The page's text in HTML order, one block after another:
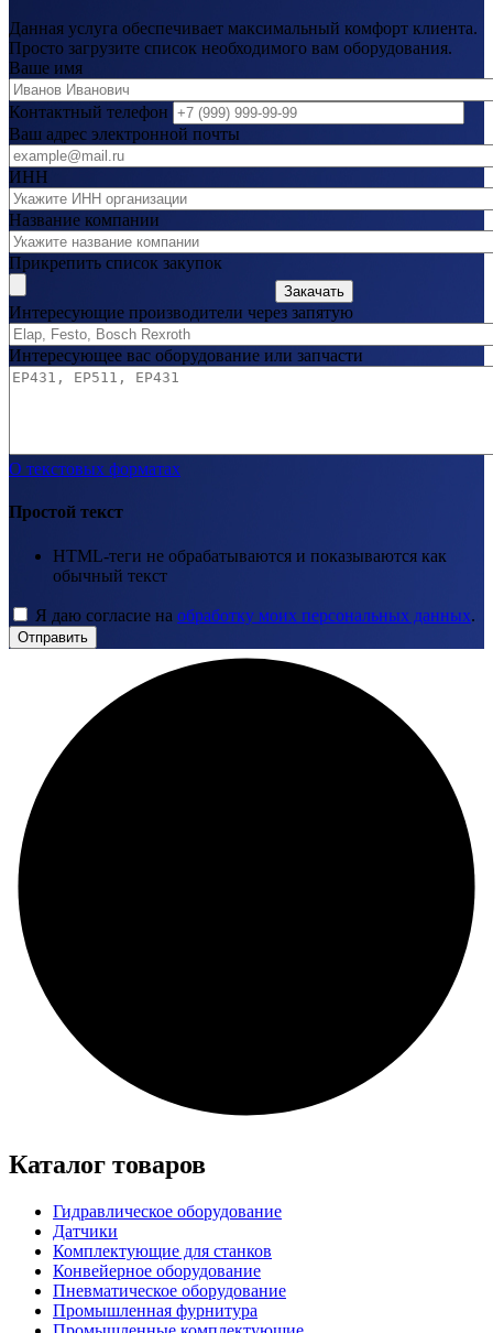
Данная услуга обеспечивает максимальный комфорт клиента.
Просто загрузите список необходимого вам оборудования.
Ваше имя
Контактный телефон
Ваш адрес электронной почты
ИНН
Название компании
Прикрепить список закупок
Закачать
Интересующие производители через запятую
Интересующее вас оборудование или запчасти
О текстовых форматах
Простой текст
HTML-теги не обрабатываются и показываются как
обычный текст
Я даю согласие на обработку моих персональных данных.
Отправить
Каталог товаров
Гидравлическое оборудование
Датчики
Комплектующие для станков
Конвейерное оборудование
Пневматическое оборудование
Промышленная фурнитура